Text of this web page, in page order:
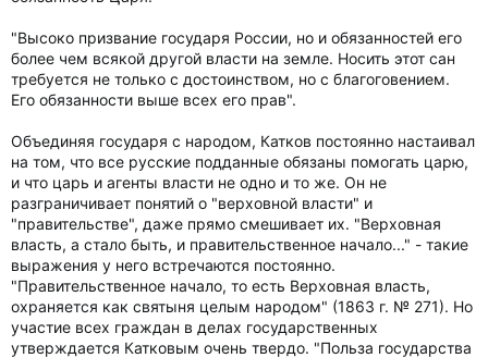
"Высоко призвание государя России, но и обязанностей его
более чем всякой другой власти на земле. Носить этот сан
требуется не только с достоинством, но с благоговением.
Его обязанности выше всех его прав".
Объединяя государя с народом, Катков постоянно настаивал
на том, что все русские подданные обязаны помогать царю,
и что царь и агенты власти не одно и то же. Он не
разграничивает понятий о "верховной власти" и
"правительстве", даже прямо смешивает их. "Верховная
власть, а стало быть, и правительственное начало..." - такие
выражения у него встречаются постоянно.
"Правительственное начало, то есть Верховная власть,
охраняется как святыня целым народом" (1863 г. № 271). Но
участие всех граждан в делах государственных
утверждается Катковым очень твердо. "Польза государства